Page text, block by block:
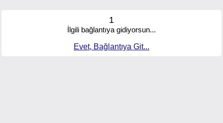
1
İlgili bağlantıya gidiyorsun...
Evet, Bağlantıya Git...